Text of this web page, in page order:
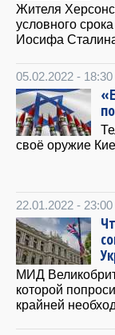
Жителя
условного
Иосифа
05.02.2022 - 18:30
своё оружие
22.01.2022 - 23:00
МИД
которой
крайней